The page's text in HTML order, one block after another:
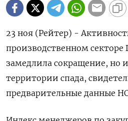
23 ноя (Рейтер) -
производственном секторе
замедлила сокращение, но
территории спада,
предварительные данные